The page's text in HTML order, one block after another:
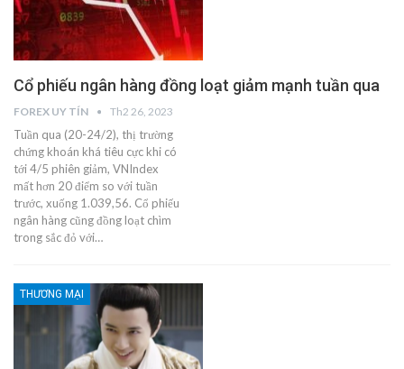
Cổ phiếu ngân hàng đồng loạt giảm mạnh tuần qua
FOREX UY TÍN Th2 26, 2023
Tuần qua (20-24/2), thị trường
chứng khoán khá tiêu cực khi có
tới 4/5 phiên giảm, VNIndex
mất hơn 20 điểm so với tuần
trước, xuống 1.039,56. Cổ phiếu
ngân hàng cũng đồng loạt chìm
trong sắc đỏ với…
THƯƠNG MẠI